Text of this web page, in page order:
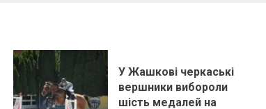
У Жашкові черкаські
вершники вибороли
шість медалей на